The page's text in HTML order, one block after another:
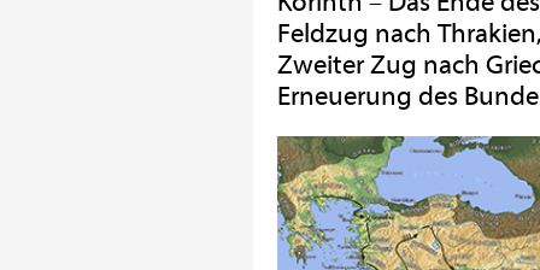
Feldzug nach
Zweiter Zug nach
Erneuerung des